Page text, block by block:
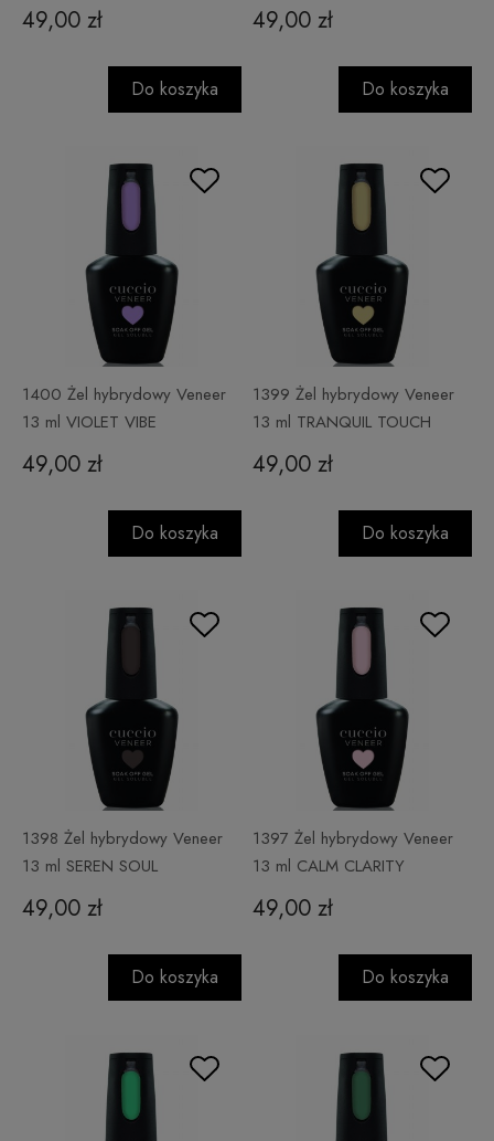
49,00 zł
Do koszyka
49,00 zł
Do koszyka
1400 Żel hybrydowy Veneer
13 ml VIOLET VIBE
49,00 zł
Do koszyka
1399 Żel hybrydowy Veneer
13 ml TRANQUIL TOUCH
49,00 zł
Do koszyka
1398 Żel hybrydowy Veneer
13 ml SEREN SOUL
49,00 zł
Do koszyka
1397 Żel hybrydowy Veneer
13 ml CALM CLARITY
49,00 zł
Do koszyka